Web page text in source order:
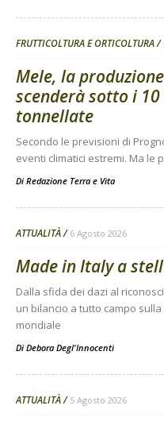
FRUTTICOLTURA E ORTICOLTURA
Mele, la
scenderà sotto i
tonnellate
Secondo le previsioni di
eventi climatici estremi. Ma le
Di Redazione Terra e Vita
ATTUALITÀ 6 Agosto 2026
Made in Italy a
Dalla sfida dei dazi al
un bilancio a tutto campo
mondiale
Di Debora Degl'Innocenti
ATTUALITÀ 5 Agosto 2026